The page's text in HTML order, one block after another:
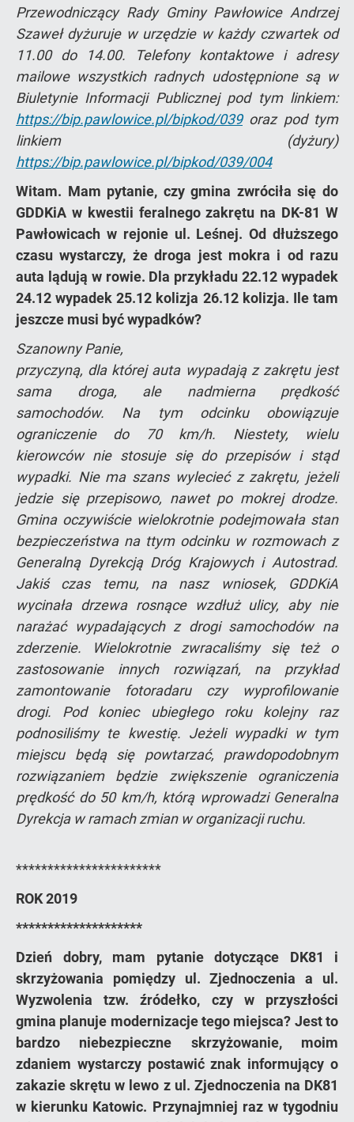
Przewodniczący Rady Gminy Pawłowice Andrzej
Szaweł dyżuruje w urzędzie w każdy czwartek od
11.00 do 14.00. Telefony kontaktowe i adresy
mailowe wszystkich radnych udostępnione są w
Biuletynie Informacji Publicznej pod tym linkiem:
https://bip.pawlowice.pl/bipkod/039oraz pod tym
linkiem (dyżury)
https://bip.pawlowice.pl/bipkod/039/004
Witam. Mam pytanie, czy gmina zwróciła się do
GDDKiA w kwestii feralnego zakrętu na DK-81 W
Pawłowicach w rejonie ul. Leśnej. Od dłuższego
czasu wystarczy, że droga jest mokra i od razu
auta lądują w rowie. Dla przykładu 22.12 wypadek
24.12 wypadek 25.12 kolizja 26.12 kolizja. Ile tam
jeszcze musi być wypadków?
Szanowny Panie,
przyczyną, dla której auta wypadają z zakrętu jest
sama droga, ale nadmierna prędkość
samochodów. Na tym odcinku obowiązuje
ograniczenie do 70 km/h. Niestety, wielu
kierowców nie stosuje się do przepisów i stąd
wypadki. Nie ma szans wylecieć z zakrętu, jeżeli
jedzie się przepisowo, nawet po mokrej drodze.
Gmina oczywiście wielokrotnie podejmowała stan
bezpieczeństwa na ttym odcinku w rozmowach z
Generalną Dyrekcją Dróg Krajowych i Autostrad.
Jakiś czas temu, na nasz wniosek, GDDKiA
wycinała drzewa rosnące wzdłuż ulicy, aby nie
narażać wypadających z drogi samochodów na
zderzenie. Wielokrotnie zwracaliśmy się też o
zastosowanie innych rozwiązań, na przykład
zamontowanie fotoradaru czy wyprofilowanie
drogi. Pod koniec ubiegłego roku kolejny raz
podnosiliśmy te kwestię. Jeżeli wypadki w tym
miejscu będą się powtarzać, prawdopodobnym
rozwiązaniem będzie zwiększenie ograniczenia
prędkość do 50 km/h, którą wprowadzi Generalna
Dyrekcja w ramach zmian w organizacji ruchu.
***********************
ROK 2019
********************
Dzień dobry, mam pytanie dotyczące DK81 i
skrzyżowania pomiędzy ul. Zjednoczenia a ul.
Wyzwolenia tzw. źródełko, czy w przyszłości
gmina planuje modernizacje tego miejsca? Jest to
bardzo niebezpieczne skrzyżowanie, moim
zdaniem wystarczy postawić znak informujący o
zakazie skrętu w lewo z ul. Zjednoczenia na DK81
w kierunku Katowic. Przynajmniej raz w tygodniu